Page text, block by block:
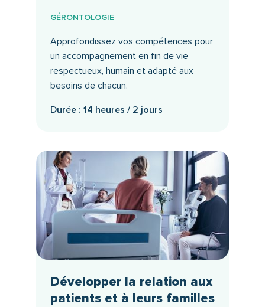
GÉRONTOLOGIE
Approfondissez vos compétences pour
un accompagnement en fin de vie
respectueux, humain et adapté aux
besoins de chacun.
Durée : 14 heures / 2 jours
Développer la relation aux
patients et à leurs familles